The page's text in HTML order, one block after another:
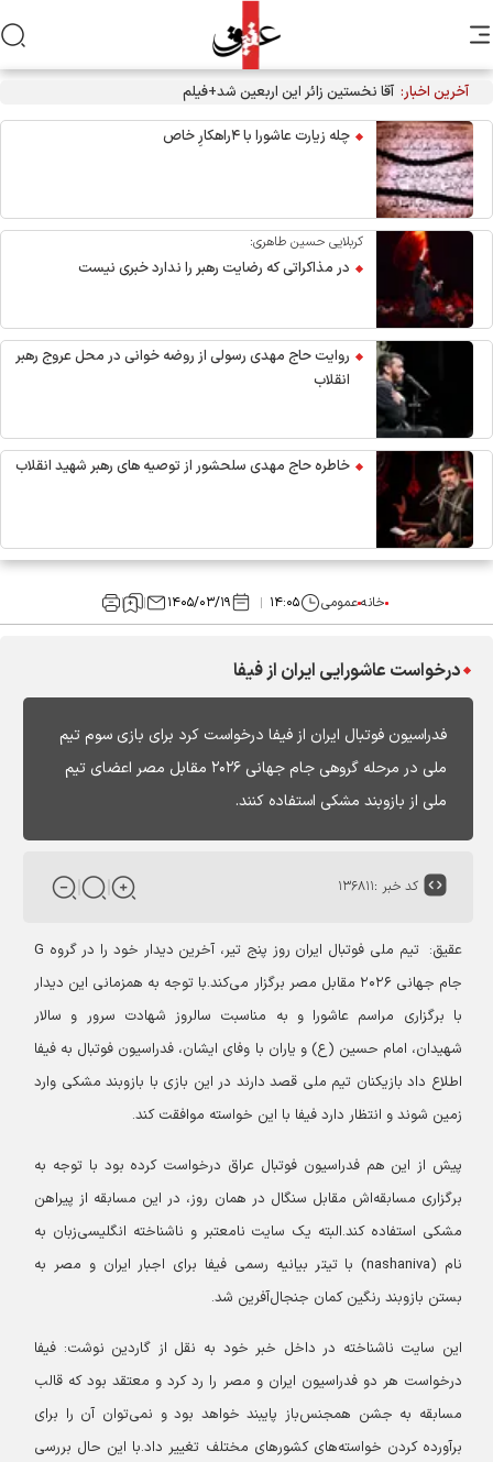
آخرین اخبار: آقا نخستین زائر این اربعین شد+فیلم
چله زیارت عاشورا با ۴راهکارِ خاص
کربلایی حسین طاهری:
در مذاکراتی که رضایت رهبر را ندارد خبری نیست
روایت حاج مهدی رسولی از روضه خوانی در محل عروج رهبر
انقلاب
خاطره حاج مهدی سلحشور از توصیه های رهبر شهید انقلاب
خانهعمومی ۱۴:۰۵ ۱۴۰۵/۰۳/۱۹
درخواست عاشورایی ایران از فیفا
فدراسیون فوتبال ایران از فیفا درخواست کرد برای بازی سوم تیم
ملی در مرحله گروهی جام جهانی ۲۰۲۶ مقابل مصر اعضای تیم
ملی از بازوبند مشکی استفاده کنند.
کد خبر :۱۳۶۸۱۱
عقیق:
تیم ملی فوتبال ایران روز پنج تیر، آخرین دیدار خود را در گروه G
جام جهانی ۲۰۲۶ مقابل مصر برگزار می‌کند.
با توجه به همزمانی این دیدار
با برگزاری مراسم عاشورا و به مناسبت سالروز شهادت سرور و سالار
شهیدان، امام حسین (ع) و یاران با وفای ایشان، فدراسیون فوتبال به فیفا
اطلاع داد بازیکنان تیم ملی قصد دارند در این بازی با بازوبند مشکی وارد
زمین شوند و انتظار دارد فیفا با این خواسته موافقت کند.
پیش از این هم فدراسیون فوتبال عراق درخواست کرده بود با توجه به
برگزاری مسابقه‌اش مقابل سنگال در همان روز، در این مسابقه از پیراهن
مشکی استفاده کند.البته یک سایت نامعتبر و ناشناخته انگلیسی‌زبان به
نام (nashaniva) با تیتر بیانیه رسمی فیفا برای اجبار ایران و مصر به
بستن بازوبند رنگین کمان جنجال‌آفرین شد.
این سایت ناشناخته در داخل خبر خود به نقل از گاردین نوشت: فیفا
درخواست هر دو فدراسیون ایران و مصر را رد کرد و معتقد بود که قالب
مسابقه به جشن همجنس‌باز پایبند خواهد بود و نمی‌توان آن را برای
برآورده کردن خواسته‌های کشورهای مختلف تغییر داد.با این حال بررسی